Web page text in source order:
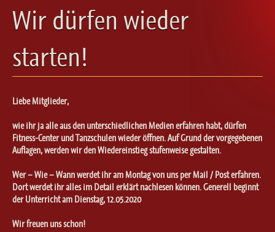
Workshops
Galerie
Kontakt
Videos
Ballett für Erwachsene / Jugendliche
Modern / Jazz / Contemporary
Steptanz
Wir dürfen wieder
starten!
Liebe Mitglieder,
wie ihr ja alle aus den unterschiedlichen Medien erfahren habt, dürfen
Fitness-Center und Tanzschulen wieder öffnen. Auf Grund der vorgegebenen
Auflagen, werden wir den Wiedereinstieg stufenweise gestalten.
Wer – Wie – Wann werdet ihr am Montag von uns per Mail / Post erfahren.
Dort werdet ihr alles im Detail erklärt nachlesen können. Generell beginnt
der Unterricht am Dienstag, 12.05.2020
Wir freuen uns schon!